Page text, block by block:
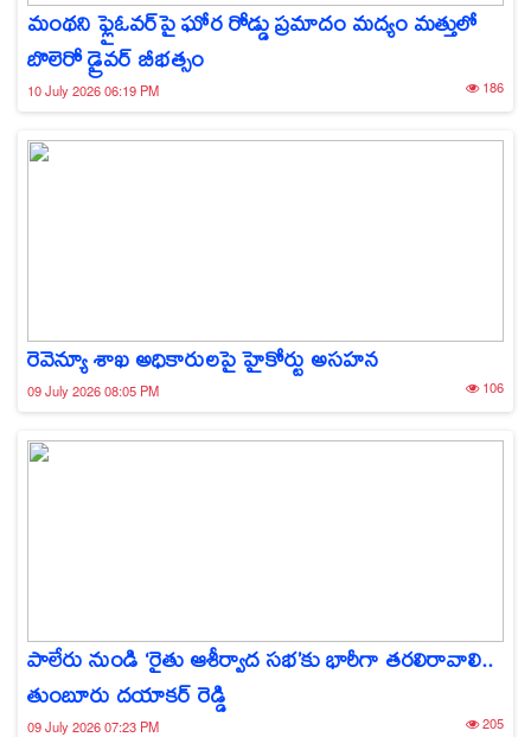
మంథని ఫ్లైఓవర్‌పై ఘోర రోడ్డు ప్రమాదం మద్యం మత్తులో
బొలెరో డ్రైవర్ బీభత్సం
10 July 2026 06:19 PM 186
రెవెన్యూ శాఖ అధికారులపై హైకోర్టు అసహన
09 July 2026 08:05 PM 106
పాలేరు నుండి ‘రైతు ఆశీర్వాద సభ’కు భారీగా తరలిరావాలి..
తుంబూరు దయాకర్ రెడ్డి
09 July 2026 07:23 PM 205